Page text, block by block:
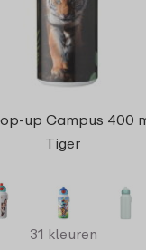
up Campus 400
Tiger
31 kleuren